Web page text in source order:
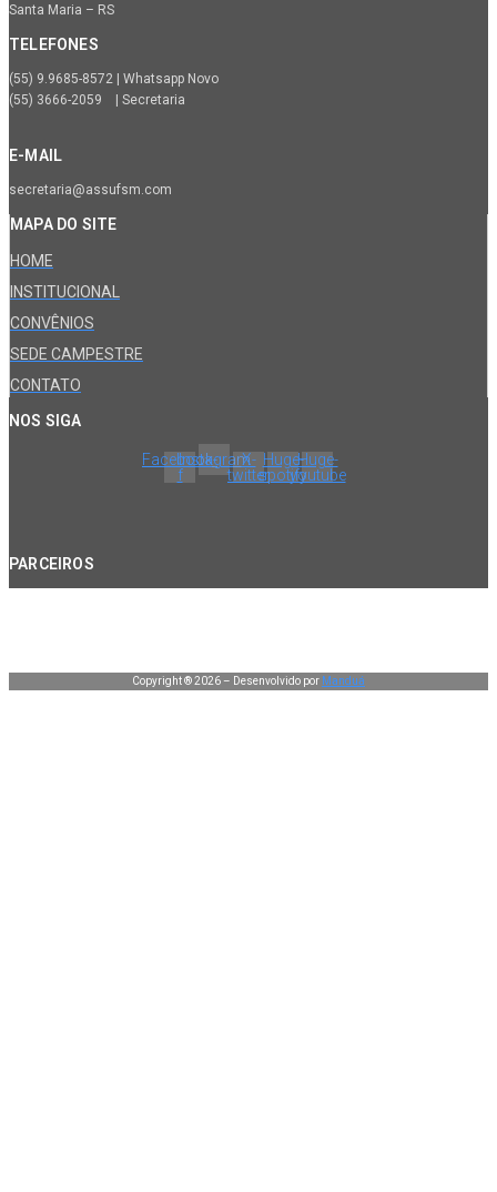
Santa Maria – RS
TELEFONES
(55) 9.9685-8572 | Whatsapp Novo
(55) 3666-2059 | Secretaria
E-MAIL
secretaria@assufsm.com
MAPA DO SITE
HOME
INSTITUCIONAL
CONVÊNIOS
SEDE CAMPESTRE
CONTATO
NOS SIGA
Facebook-
f
InstagramX-
twitter
Huge-
spotify
Huge-
youtube
PARCEIROS
Copyright ® 2026 – Desenvolvido por Manduá